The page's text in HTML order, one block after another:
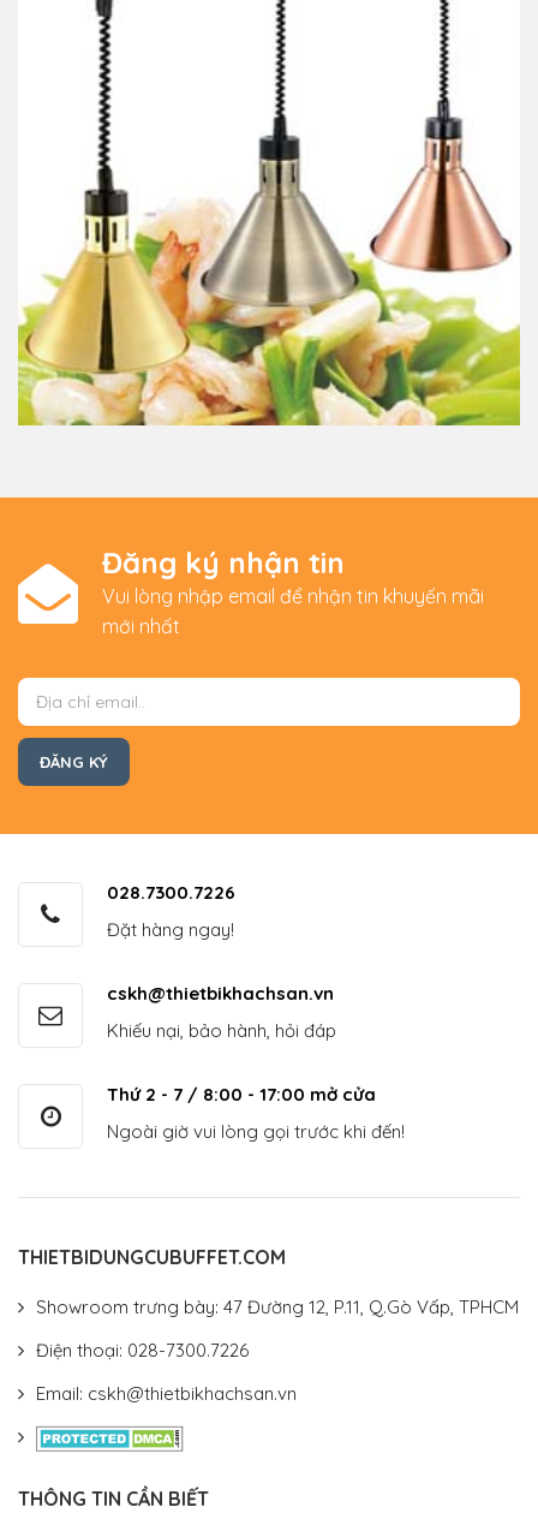
Đăng ký nhận tin
Vui lòng nhập email để nhận tin khuyến mãi
mới nhất
028.7300.7226
Đặt hàng ngay!
cskh@thietbikhachsan.vn
Khiếu nại, bảo hành, hỏi đáp
Thứ 2 - 7 / 8:00 - 17:00 mở cửa
Ngoài giờ vui lòng gọi trước khi đến!
THIETBIDUNGCUBUFFET.COM
Showroom trưng bày: 47 Đường 12, P.11, Q.Gò Vấp, TPHCM
Điện thoại: 028-7300.7226
Email: cskh@thietbikhachsan.vn
THÔNG TIN CẦN BIẾT